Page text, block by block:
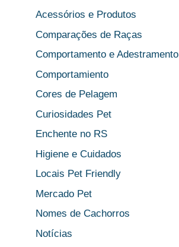
Acessórios e Produtos
Comparações de Raças
Comportamento e Adestramento
Comportamiento
Cores de Pelagem
Curiosidades Pet
Enchente no RS
Higiene e Cuidados
Locais Pet Friendly
Mercado Pet
Nomes de Cachorros
Notícias